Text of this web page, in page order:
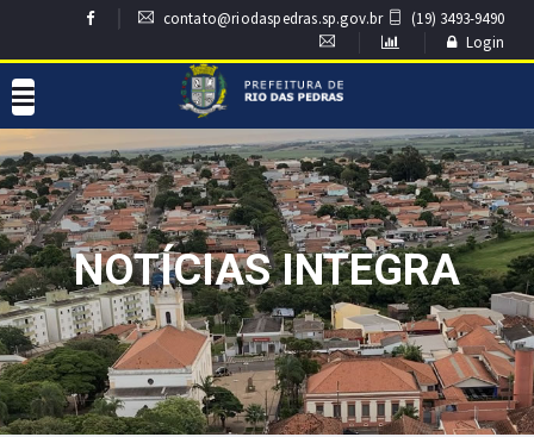
contato@riodaspedras.sp.gov.br
(19) 3493-9490
Login
NOTÍCIAS INTEGRA